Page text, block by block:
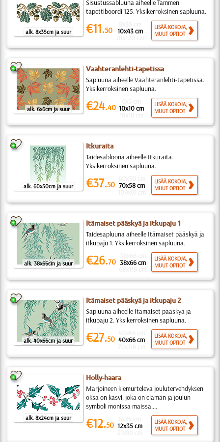
alk. 8x35cm ja suur
Sisustussabluuna aiheelle Tammen
tapettiboordi 125. Yksikerroksinen sapluuna.
€11.50 10x43 cm
LISÄÄ KOKOJA,
MUUT OPTIOT
alk. 6x6cm ja suur
Vaahteranlehti-tapetissa
Sapluuna aiheelle Vaahteranlehti-tapetissa.
Yksikerroksinen sapluuna.
€24.40 10x10 cm
LISÄÄ KOKOJA,
MUUT OPTIOT
alk. 60x50cm ja suur
Itkuraita
Taidesabloona aiheelle Itkuraita.
Yksikerroksinen sapluuna.
€37.50 70x58 cm
LISÄÄ KOKOJA,
MUUT OPTIOT
alk. 38x66cm ja suur
Itämaiset pääskyä ja itkupaju 1
Taidesapluuna aiheelle Itämaiset pääskyä ja
itkupaju 1. Yksikerroksinen sapluuna.
€26.70 38x66 cm
LISÄÄ KOKOJA,
MUUT OPTIOT
alk. 40x66cm ja suur
Itämaiset pääskyä ja itkupaju 2
Sapluuna aiheelle Itämaiset pääskyä ja
itkupaju 2. Yksikerroksinen sapluuna.
€27.50 40x66 cm
LISÄÄ KOKOJA,
MUUT OPTIOT
alk. 8x24cm ja suur
Holly-haara
Marjoineen kiemurteleva joulutervehdyksen
oksa on kasvi, joka on elämän ja joulun
symboli monissa maissa....
€12.50 12x35 cm
LISÄÄ KOKOJA,
MUUT OPTIOT